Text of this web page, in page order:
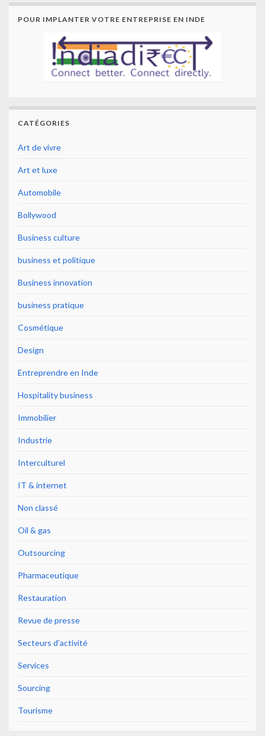
POUR IMPLANTER VOTRE ENTREPRISE EN INDE
CATÉGORIES
Art de vivre
Art et luxe
Automobile
Bollywood
Business culture
business et politique
Business innovation
business pratique
Cosmétique
Design
Entreprendre en Inde
Hospitality business
Immobilier
Industrie
Interculturel
IT & internet
Non classé
Oil & gas
Outsourcing
Pharmaceutique
Restauration
Revue de presse
Secteurs d'activité
Services
Sourcing
Tourisme